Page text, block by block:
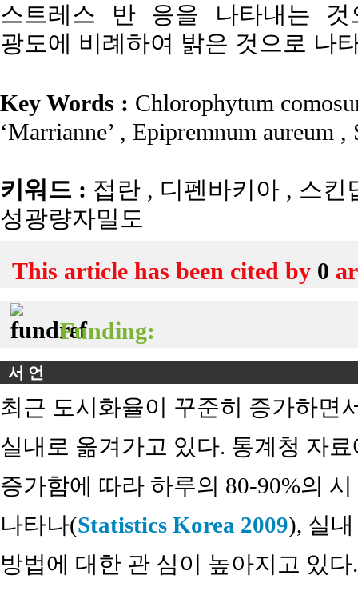
스트레스 반 응을 나타내는
광도에 비례하여 밝은 것으로 나
Key Words : Chlorophytum
‘Marrianne’ , Epipremnum aureum ,
키워드 : 접란 , 디펜바키아 , 스킨
성광량자밀도
This article has been cited by 0
Funding:
서 언
최근 도시화율이 꾸준히 증가하면
실내로 옮겨가고 있다. 통계청 자
증가함에 따라 하루의 80-90%의
나타나(Statistics Korea 2009), 실
방법에 대한 관 심이 높아지고 있